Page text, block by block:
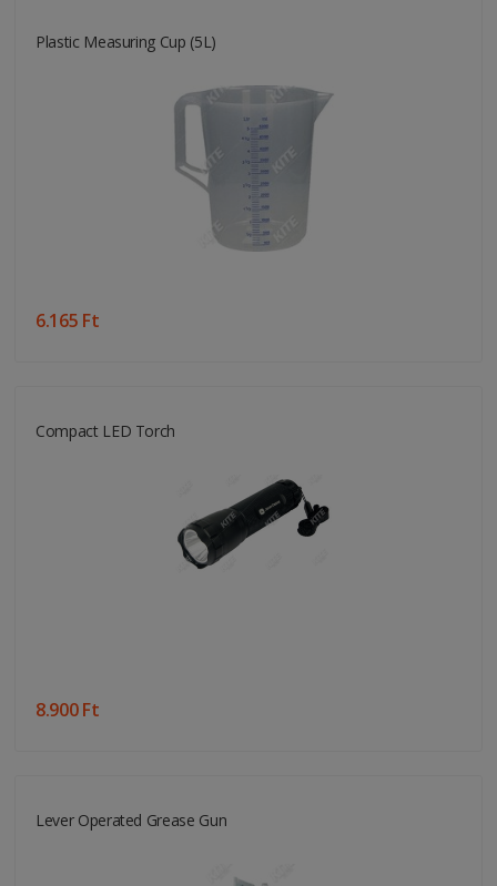
Plastic Measuring Cup (5L)
6.165 Ft
Compact LED Torch
8.900 Ft
Lever Operated Grease Gun